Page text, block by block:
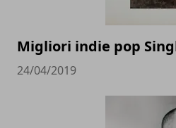
Migliori indie pop
24/04/2019